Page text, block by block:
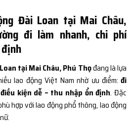
Đài Loan tại Mai Châu,
đi làm nhanh, chi phí
tại Mai Châu, Phú Thọđang là lựa
lao động Việt Nam nhờ ưu điểm: đi
kiện dễ – thu nhập ổn định. Đặc
hợp với lao động phổ thông, lao động